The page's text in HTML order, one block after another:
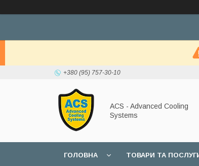
+380 (95) 757-30-10
ACS - Advanced Cooling
Systems
ГОЛОВНА ТОВАРИ ТА